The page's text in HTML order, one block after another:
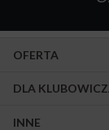
OFERTA
DLA
INNE